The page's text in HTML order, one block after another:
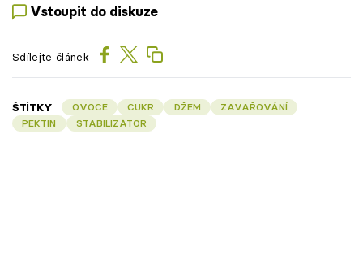
Vstoupit do diskuze
Sdílejte článek
ŠTÍTKY OVOCE CUKR DŽEM
ZAVAŘOVÁNÍ
PEKTIN
STABILIZÁTOR